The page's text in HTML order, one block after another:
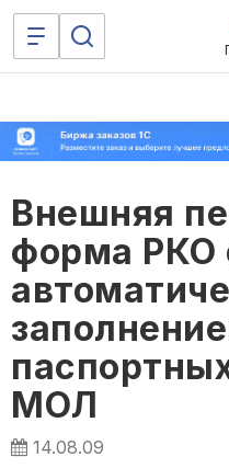
Внешняя
форма РКО
МОЛ
14.08.09